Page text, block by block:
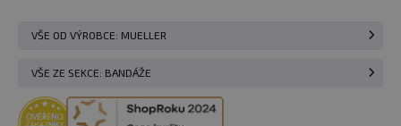
VŠE OD VÝROBCE: MUELLER
VŠE ZE SEKCE: BANDÁŽE